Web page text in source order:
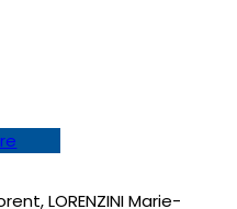
LORENZINI Marie-